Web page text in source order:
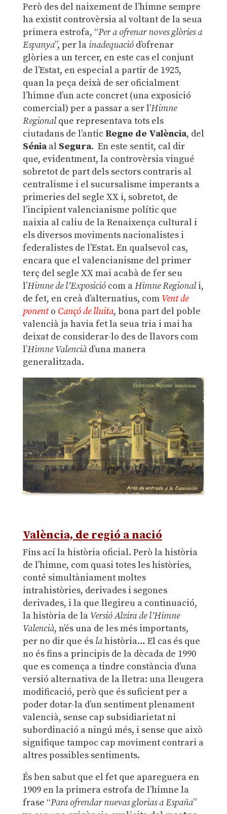
Però des del naixement de l’himne sempre
ha existit controvèrsia al voltant de la seua
primera estrofa, “Per a ofrenar noves glòries a
Espanya”, per la inadequaciód’ofrenar
glòries a un tercer, en este cas el conjunt
de l’Estat, en especial a partir de 1925,
quan la peça deixà de ser oficialment
l’himne d’un acte concret (una exposició
comercial) per a passar a ser l’Himne
Regional que representava tots els
ciutadans de l’antic Regne de València, del
Séniaal Segura. En este sentit, cal dir
que, evidentment, la controvèrsia vingué
sobretot de part dels sectors contraris al
centralisme i el sucursalisme imperants a
primeries del segle XX i, sobretot, de
l’incipient valencianisme polític que
naixia al caliu de la Renaixença cultural i
els diversos moviments nacionalistes i
federalistes de l’Estat. En qualsevol cas,
encara que el valencianisme del primer
terç del segle XX mai acabà de fer seu
l’Himne de l’Exposiciócom aHimne Regionali,
de fet, en creà d’alternatius, com Vent de
ponento Cançó de lluita, bona part del poble
valencià ja havia fet la seua tria i mai ha
deixat de considerar-lo des de llavors com
l’Himne Valenciàd’una manera
generalitzada.
València, de regió a nació
Fins ací la història oficial. Però la història
de l’himne, com quasi totes les històries,
conté simultàniament moltes
intrahistòries, derivades i segones
derivades, i la que llegireu a continuació,
la història de la Versió Alzirade l’Himne
Valencià, n’és una de les més importants,
per no dir que és lahistòria… El cas és que
no és fins a principis de la dècada de 1990
que es comença a tindre constància d’una
versió alternativa de la lletra: una lleugera
modificació, però que és suficient per a
poder dotar-la d’un sentiment plenament
valencià, sense cap subsidiarietat ni
subordinació a ningú més, i sense que això
signifique tampoc cap moviment contrari a
altres possibles sentiments.
És ben sabut que el fet que apareguera en
1909 en la primera estrofa de l’himne la
frase “Para ofrendar nuevas glorias a España”